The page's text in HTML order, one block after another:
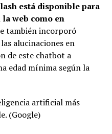
está disponible para
web como en
también incorporó
alucinaciones en
de este chatbot a
edad mínima según la
artificial más
(Google)